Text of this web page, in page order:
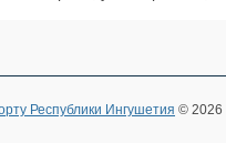
Республики Ингушетия © 2026